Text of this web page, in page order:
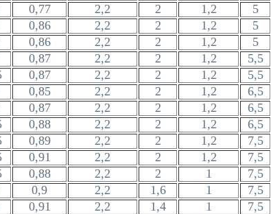
0,77 2,2 2 1,2
5
0,86 2,2 2 1,2
5
0,86 2,2 2 1,2
5
0,87 2,2 2 1,2
5,5
0,87 2,2 2 1,2
5,5
0,85 2,2 2 1,2
6,5
0,87 2,2 2 1,2
6,5
0,88 2,2 2 1,2
6,5
0,89 2,2 2 1,2
7,5
0,91 2,2 2 1,2
7,5
0,88 2,2 2 1
7,5
0,9 2,2 1,6 1
7,5
0,91 2,2 1,4 1
7,5